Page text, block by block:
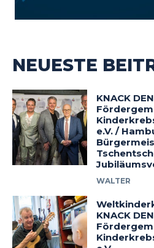
NEUESTE
KNACK
e.V. /
WALTER
KNACK